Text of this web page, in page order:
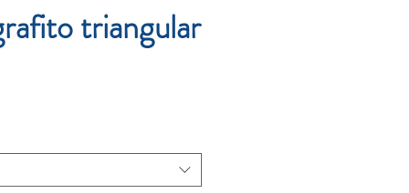
triangular